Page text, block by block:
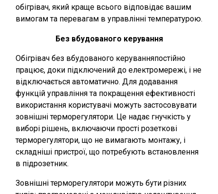
обігрівач, який краще всього відповідає вашим
вимогам та перевагам в управлінні температурою.
Без вбудованого керування
Обігрівач без вбудованого керуванняпостійно
працює, доки підключений до електромережі, і не
відключається автоматично. Для додавання
функцій управління та покращення ефективності
використання користувачі можуть застосовувати
зовнішні терморегулятори. Це надає гнучкість у
виборі рішень, включаючи прості розеткові
терморегулятори, що не вимагають монтажу, і
складніші пристрої, що потребують встановлення
в підрозетник.
Зовнішні терморегулятори можуть бути різних